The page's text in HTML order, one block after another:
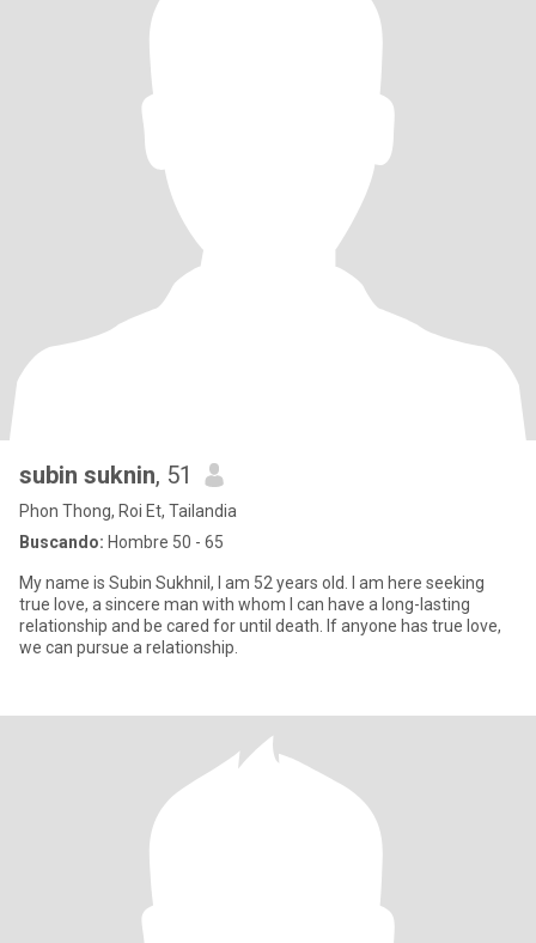
subin suknin, 51
Phon Thong, Roi Et, Tailandia
Buscando: Hombre 50 - 65
My name is Subin Sukhnil, I am 52 years old. I am here seeking
true love, a sincere man with whom I can have a long-lasting
relationship and be cared for until death. If anyone has true love,
we can pursue a relationship.